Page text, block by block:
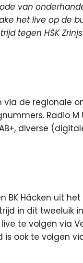
van
het live op de
tegen HŠK
via de regionale
Radio M
diverse
Häcken uit het
in dit tweeluik
te volgen via
is ook te volgen